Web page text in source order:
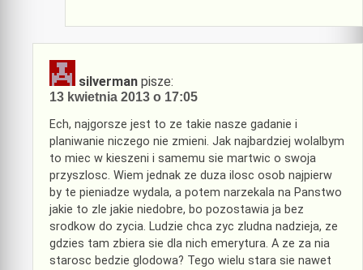
silverman pisze:
13 kwietnia 2013 o 17:05
Ech, najgorsze jest to ze takie nasze gadanie i
planiwanie niczego nie zmieni. Jak najbardziej wolalbym
to miec w kieszeni i samemu sie martwic o swoja
przyszlosc. Wiem jednak ze duza ilosc osob najpierw
by te pieniadze wydala, a potem narzekala na Panstwo
jakie to zle jakie niedobre, bo pozostawia ja bez
srodkow do zycia. Ludzie chca zyc zludna nadzieja, ze
gdzies tam zbiera sie dla nich emerytura. A ze za nia
starosc bedzie glodowa? Tego wielu stara sie nawet